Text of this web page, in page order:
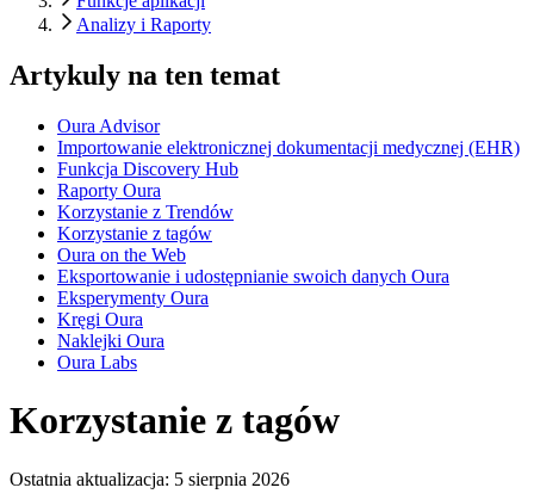
Analizy i Raporty
Artykuly na ten temat
Oura Advisor
Importowanie elektronicznej dokumentacji medycznej (EHR)
Funkcja Discovery Hub
Raporty Oura
Korzystanie z Trendów
Korzystanie z tagów
Oura on the Web
Eksportowanie i udostępnianie swoich danych Oura
Eksperymenty Oura
Kręgi Oura
Naklejki Oura
Oura Labs
Korzystanie z tagów
Ostatnia aktualizacja: 5 sierpnia 2026